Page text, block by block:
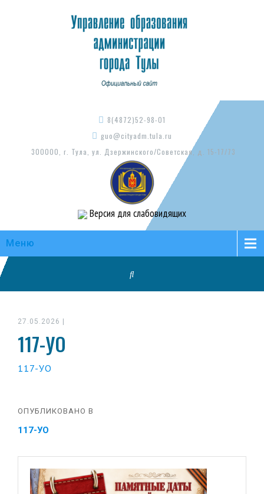
8(4872)52-98-01
guo@cityadm.tula.ru
300000, г. Тула, ул. Дзержинского/Советская, д. 15-17/73
Версия для слабовидящих
Меню
27.05.2026
117-УО
117-УО
ОПУБЛИКОВАНО В
117-УО